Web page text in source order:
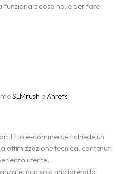
e cosa no, e per fare
SEMrush eAhrefs
il tuo e-commerce richiede un
ottimizzazione tecnica, contenuti
utente.
non solo migliorerai la